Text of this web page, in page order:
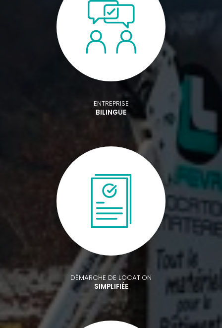
ENTREPRISE
BILINGUE
DÉMARCHE DE LOCATION
SIMPLIFIÉE